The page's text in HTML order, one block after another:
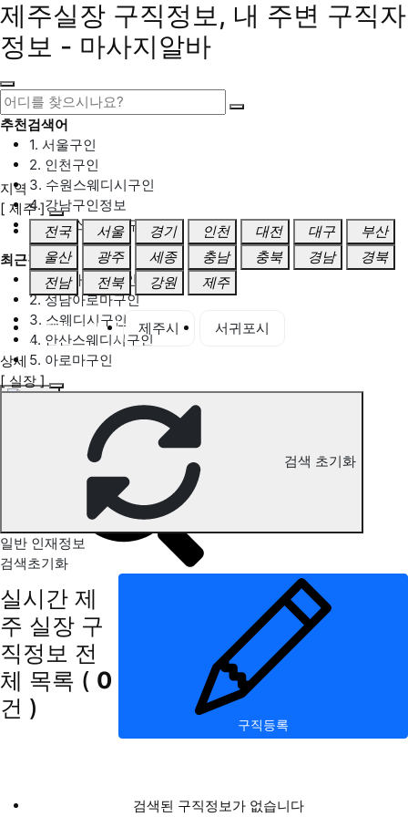
제주실장 구직정보, 내 주변 구직자
정보 - 마사지알바
추천검색어
1. 서울구인
2. 인천구인
3. 수원스웨디시구인
4. 강남구인정보
5. 동탄스웨디시구인
최근검색어
1. 일산마사지구인
2. 성남아로마구인
3. 스웨디시구인
4. 안산스웨디시구인
5. 아로마구인
제주 실장 구직정보
지역
[ 제주 ]
전국
서울 경기 인천 대전 대구
부산
울산
광주 세종 충남 충북 경남
경북
전남
전북 강원 제주
제주 전체 제주시
서귀포시
상세
[ 실장 ]
검색 초기화
일반 인재정보
검색초기화
실시간 제
주 실장 구
직정보 전
체 목록 ( 0
건 )
구직등록
검색된 구직정보가 없습니다